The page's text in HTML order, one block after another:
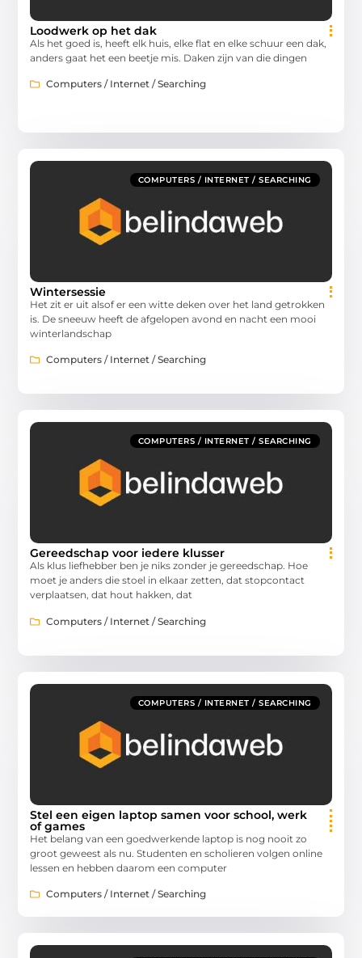
Loodwerk op het dak
Als het goed is, heeft elk huis, elke flat en elke schuur een dak,
anders gaat het een beetje mis. Daken zijn van die dingen
Computers / Internet / Searching
COMPUTERS / INTERNET / SEARCHING
Wintersessie
Het zit er uit alsof er een witte deken over het land getrokken
is. De sneeuw heeft de afgelopen avond en nacht een mooi
winterlandschap
Computers / Internet / Searching
COMPUTERS / INTERNET / SEARCHING
Gereedschap voor iedere klusser
Als klus liefhebber ben je niks zonder je gereedschap. Hoe
moet je anders die stoel in elkaar zetten, dat stopcontact
verplaatsen, dat hout hakken, dat
Computers / Internet / Searching
COMPUTERS / INTERNET / SEARCHING
Stel een eigen laptop samen voor school, werk
of games
Het belang van een goedwerkende laptop is nog nooit zo
groot geweest als nu. Studenten en scholieren volgen online
lessen en hebben daarom een computer
Computers / Internet / Searching